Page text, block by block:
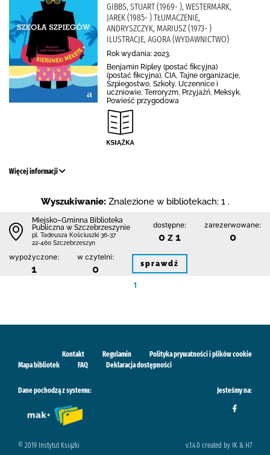
GIBBS, STUART (1969- ), WESTERMARK,
JAREK (1985- ) TŁUMACZENIE,
ANDRYSZCZYK, MARIUSZ (1973- )
ILUSTRACJE, AGORA (WYDAWNICTWO)
Rok wydania: 2023.
Benjamin Ripley (postać fikcyjna)
(postać fikcyjna), CIA, Tajne organizacje,
Szpiegostwo, Szkoły, Uczennice i
uczniowie, Terroryzm, Przyjaźń, Meksyk,
Powieść przygodowa
Więcej informacji
Wyszukiwanie: Znalezione w bibliotekach: 1 .
Miejsko–Gminna Biblioteka
Publiczna w Szczebrzeszynie
pl. Tadeusza Kościuszki 36-37
22-460 Szczebrzeszyn
dostępne:
0 z 1
zarezerwowane:
0
wypożyczone:
1
w czytelni:
0 sprawdź
1
Kontakt Regulamin
Polityka prywatności i plików cookie
Mapa bibliotek
FAQ Deklaracja dostępności
Dane pochodzą z systemu: Jesteśmy na:
© 2019 Instytut Książki v.1.4.0 created by IK & H7